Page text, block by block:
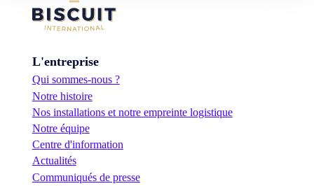
L'entreprise
Qui sommes-nous ?
Notre histoire
Nos installations et notre empreinte logistique
Notre équipe
Centre d'information
Actualités
Communiqués de presse